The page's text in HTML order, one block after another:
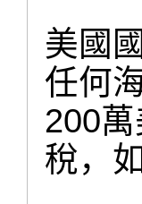
美國
任何
200
稅，